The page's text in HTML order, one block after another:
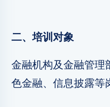
二、培训对象
金融机构及金融管理
色金融、信息披露等